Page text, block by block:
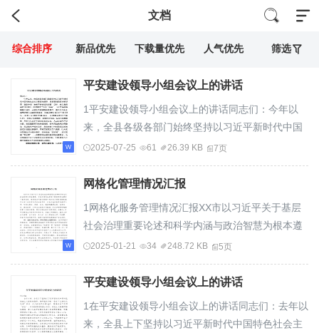
文档
综合排序 新品优先 下载量优先 人气优先 筛选
平安建设领导小组会议上的讲话
1平安建设领导小组会议上的讲话同志们：今年以
来，全县各级各部门始终坚持以习近平新时代中国
特色社会主义思想为指导，紧紧围绕县委决策部...
2025-07-25 61 26.39 KB 7页
网格化管理情况汇报
1网格化服务管理情况汇报XX市以习近平关于基层
社会治理重要论述和科学内涵与政治智慧为根本遵
循，坚持在实践和探索中锻炼基层治理骨干素质...
2025-01-21 34 248.72 KB 5页
平安建设领导小组会议上的讲话
1在平安建设领导小组会议上的讲话同志们：去年以
来，全县上下坚持以习近平新时代中国特色社会主